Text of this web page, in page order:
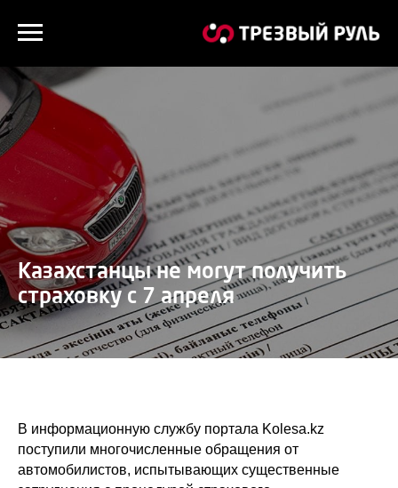
Казахстанцы не могут получить
страховку с 7 апреля
В информационную службу портала Kolesa.kz
поступили многочисленные обращения от
автомобилистов, испытывающих существенные